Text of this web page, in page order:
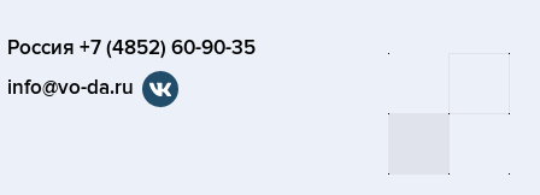
Россия +7 (4852) 60-90-35
info@vo-da.ru